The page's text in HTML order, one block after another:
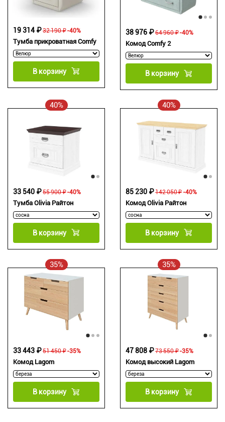
Тумба прикроватная Comfy
32 190 ₽
19 314 ₽ -40%
В корзину
Комод Comfy 2
64 960 ₽
38 976 ₽ -40%
В корзину
40%
Тумба Olivia Райтон
55 900 ₽
33 540 ₽ -40%
В корзину
40%
Комод Olivia Райтон
142 050 ₽
85 230 ₽ -40%
В корзину
35%
Комод Lagom
51 450 ₽
33 443 ₽ -35%
В корзину
35%
Комод высокий Lagom
73 550 ₽
47 808 ₽ -35%
В корзину